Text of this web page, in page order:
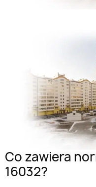
Co zawiera
16032?